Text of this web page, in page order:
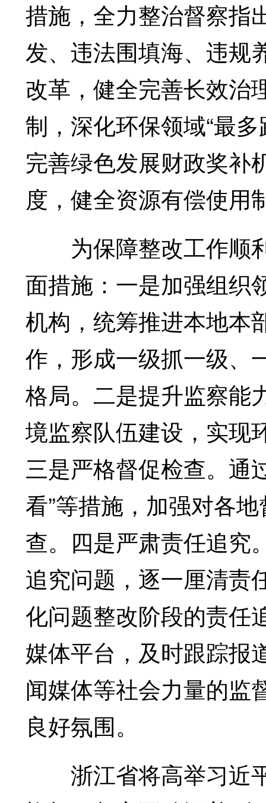
措施，全力整治督察指
发、违法围填海、违规
改革，健全完善长效治
制，深化环保领域“最
完善绿色发展财政奖补
度，健全资源有偿使用
为保障整改工作顺
面措施：一是加强组织
机构，统筹推进本地本
作，形成一级抓一级、
格局。二是提升监察能
境监察队伍建设，实现
三是严格督促检查。通
看”等措施，加强对各
查。四是严肃责任追究
追究问题，逐一厘清责
化问题整改阶段的责任
媒体平台，及时跟踪报
闻媒体等社会力量的监
良好氛围。
浙江省将高举习近